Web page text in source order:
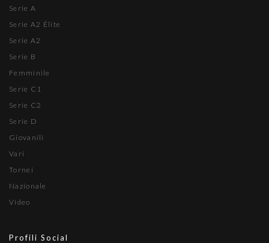
Serie A
Serie A2 Élite
Serie A2
Serie B
Femminile
Serie C1
Serie C2
Serie D
Giovanili
Vari
Tornei
Nazionale
Video
Profili Social